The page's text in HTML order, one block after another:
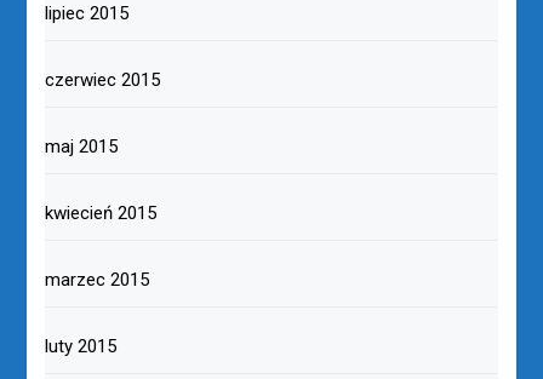
lipiec 2015
czerwiec 2015
maj 2015
kwiecień 2015
marzec 2015
luty 2015